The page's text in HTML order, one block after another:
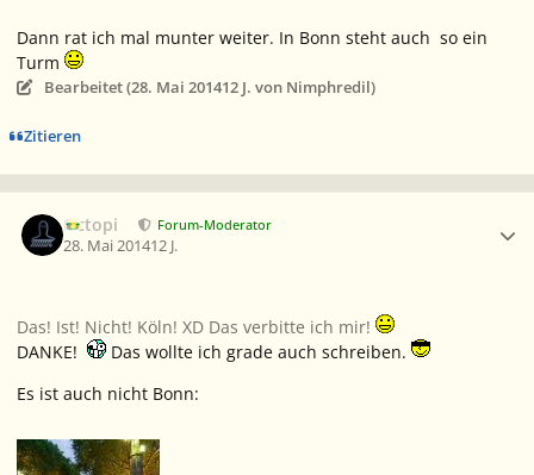
Dann rat ich mal munter weiter. In Bonn steht auch so ein
Turm
Bearbeitet (28. Mai 201412 J. von Nimphredil)
Zitieren
Octopi Forum-Moderator
28. Mai 201412 J.
Das! Ist! Nicht! Köln! XD Das verbitte ich mir!
DANKE!
Das wollte ich grade auch schreiben.
Es ist auch nicht Bonn: